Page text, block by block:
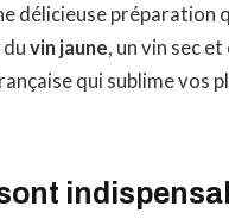
délicieuse préparation
duvin jaune, un vin sec
qui sublime vos